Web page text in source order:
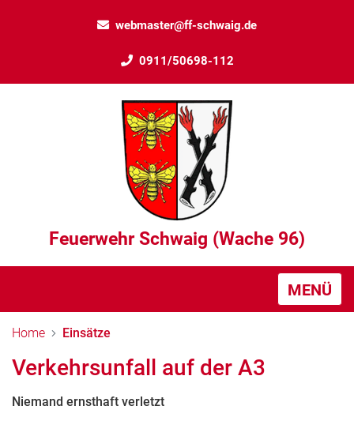
webmaster@ff-schwaig.de
0911/50698-112
Feuerwehr Schwaig (Wache 96)
MENÜ
Home Einsätze
Verkehrsunfall auf der A3
Niemand ernsthaft verletzt